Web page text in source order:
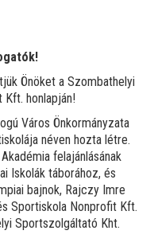
Önöket a Szombathelyi
honlapján!
Város Önkormányzata
néven hozta létre.
felajánlásának
Iskolák táborához, és
bajnok, Rajczy Imre
Sportiskola Nonprofit Kft.
Sportszolgáltató Kht.